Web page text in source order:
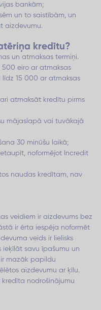
bankām;
un to saistībām, un
aizdevumu.
kredītu?
un atmaksas termiņi.
500 eiro ar atmaksas
līdz 15 000 ar atmaksas
atmaksāt kredītu pirms
mājaslapā vai tuvākajā
30 minūšu laikā;
noformējot Incredit
naudas kredītam, nav
veidiem ir aizdevums bez
ir ērta iespēja noformēt
veids ir lielisks
ieķīlāt savu īpašumu un
mazāk papildu
aizdevumu ar ķīlu.
nodrošinājumu